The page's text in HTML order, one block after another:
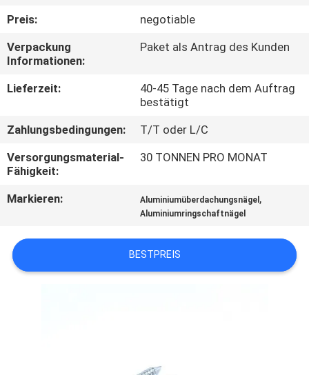
QUALITÄTSKONTROLLE
TRETEN
SIE
UNS
IN
VERBINDUNG
SIE EIN
ZITAT
Preis:
negotiable
Verpackung
Informationen:
Paket als Antrag des Kunden
Lieferzeit:
40-45 Tage nach dem Auftrag
bestätigt
Zahlungsbedingungen:
T/T oder L/C
Versorgungsmaterial-
Fähigkeit:
30 TONNEN PRO MONAT
Markieren: Aluminiumüberdachungsnägel ,
Aluminiumringschaftnägel
BESTPREIS